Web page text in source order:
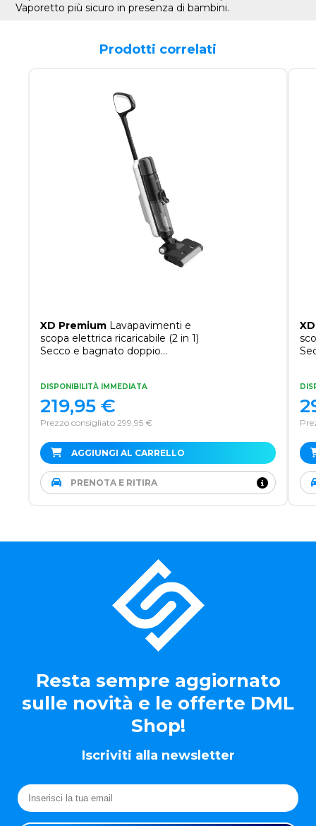
Vaporetto più sicuro in presenza di bambini.
Prodotti correlati
XD Premium Lavapavimenti e
scopa elettrica ricaricabile (2 in 1)
Secco e bagnato doppio
DISPONIBILITÀ IMMEDIATA
Prezzo consigliato 299,95 €
219,95 €
AGGIUNGI AL CARRELLO
PRENOTA E RITIRA
Resta sempre aggiornato
sulle novità e le offerte DML
Shop!
Iscriviti alla newsletter